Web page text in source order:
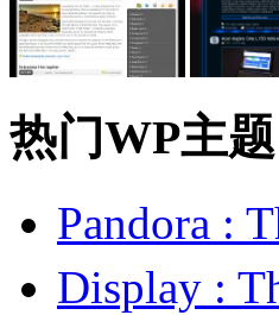
热门WP主题
Pandora :
Display :